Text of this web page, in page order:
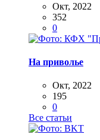
Окт, 2022
352
0
На приволье
Окт, 2022
195
0
Все статьи